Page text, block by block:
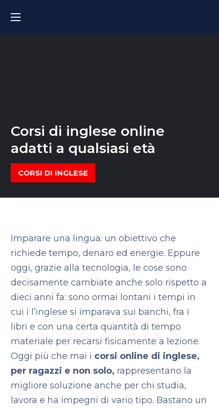
Corsi di inglese online
adatti a qualsiasi età
CORSI DI INGLESE
Imparare una lingua: un obiettivo che
richiede tempo, denaro ed energie. Eppure
oggi, grazie alla tecnologia, le cose sono
decisamente cambiate anche solo rispetto a
dieci anni fa: sono ormai lontani i tempi in
cui i l’inglese si imparava sui banchi, fra i
libri e con una certa quantità di tempo
materiale per recarsi fisicamente a lezione.
Oggi più che mai i corsi online di inglese,
per ragazzi e non solo, rappresentano la
migliore soluzione anche per chi studia,
lavora e ha impegni di vario tipo. Bastano un